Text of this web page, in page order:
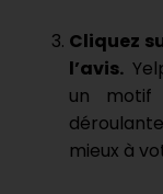
Cliquez
l’avis.
un motif
mieux à